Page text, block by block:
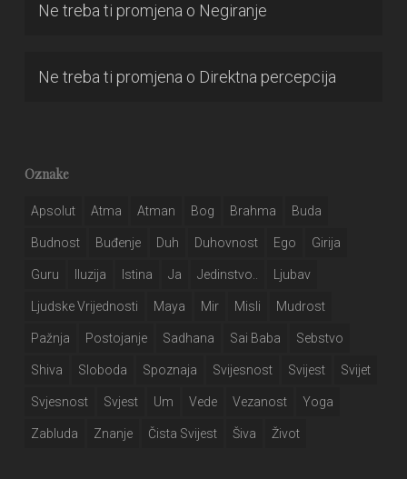
Ne treba ti promjena o Negiranje
Ne treba ti promjena o Direktna percepcija
Oznake
Apsolut Atma Atman Bog Brahma Buda
Budnost Buđenje Duh Duhovnost Ego Girija
Guru Iluzija Istina Ja Jedinstvo.. Ljubav
Ljudske Vrijednosti Maya Mir Misli Mudrost
Pažnja Postojanje Sadhana Sai Baba Sebstvo
Shiva Sloboda Spoznaja Svijesnost Svijest Svijet
Svjesnost Svjest Um Vede Vezanost Yoga
Zabluda Znanje Čista Svijest Šiva Život